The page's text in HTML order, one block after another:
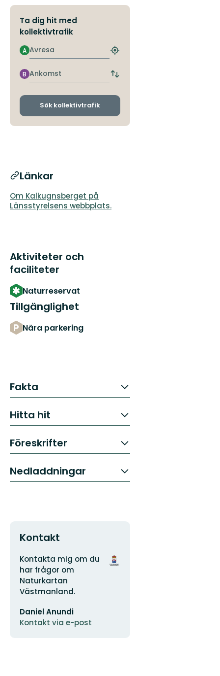
Ta dig hit med
kollektivtrafik
Avresa
A
Hitta
hållplats
Ankomst
B
Byt
och
Sök kollektivtrafik
Länkar
Om Kalkugnsberget på
Länsstyrelsens webbplats.
Aktiviteter och
faciliteter
Naturreservat
Tillgänglighet
Nära parkering
Fakta
Hitta hit
Föreskrifter
Nedladdningar
Kontakt
Adress
Kontakta mig om du
har frågor om
Naturkartan
Västmanland.
postadress
Daniel Anundi
Kontakt via e-post
Organisationens
logotyp